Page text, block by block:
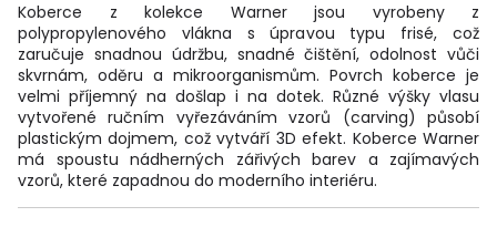
Koberce z kolekce Warner jsou vyrobeny z
polypropylenového vlákna s úpravou typu frisé, což
zaručuje snadnou údržbu, snadné čištění, odolnost vůči
skvrnám, oděru a mikroorganismům. Povrch koberce je
velmi příjemný na došlap i na dotek. Různé výšky vlasu
vytvořené ručním vyřezáváním vzorů (carving) působí
plastickým dojmem, což vytváří 3D efekt. Koberce Warner
má spoustu nádherných zářivých barev a zajímavých
vzorů, které zapadnou do moderního interiéru.